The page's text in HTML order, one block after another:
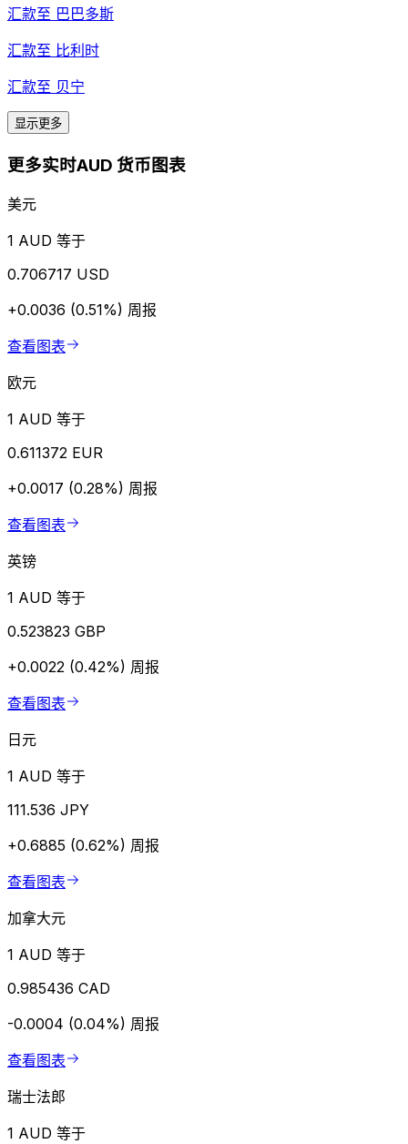
汇款至 巴巴多斯
汇款至 比利时
汇款至 贝宁
显示更多
更多实时AUD 货币图表
美元
1 AUD 等于
0.706717 USD
+0.0036 (0.51%) 周报
查看图表
欧元
1 AUD 等于
0.611372 EUR
+0.0017 (0.28%) 周报
查看图表
英镑
1 AUD 等于
0.523823 GBP
+0.0022 (0.42%) 周报
查看图表
日元
1 AUD 等于
111.536 JPY
+0.6885 (0.62%) 周报
查看图表
加拿大元
1 AUD 等于
0.985436 CAD
-0.0004 (0.04%) 周报
查看图表
瑞士法郎
1 AUD 等于